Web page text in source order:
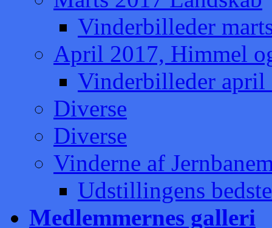
Vinderbilleder
April 2017, Himmel
Vinderbilleder
Diverse
Diverse
Vinderne af
Udstillingens
Medlemmernes galleri